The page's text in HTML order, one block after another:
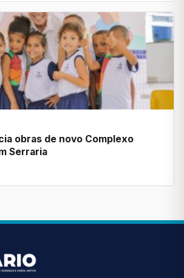
obras de novo Complexo
Serraria